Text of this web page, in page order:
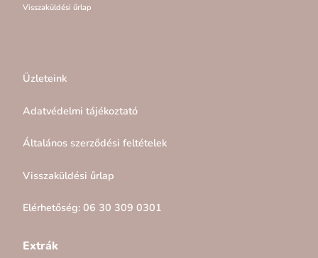
Visszaküldési űrlap
Üzleteink
Adatvédelmi tájékoztató
Általános szerződési feltételek
Visszaküldési űrlap
Elérhetőség: 06 30 309 0301
Extrák